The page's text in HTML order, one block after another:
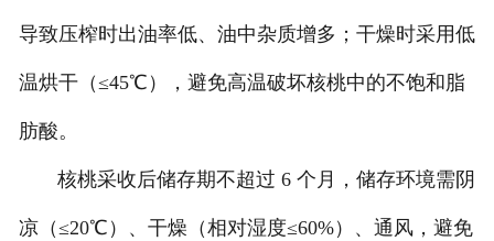
导致压榨时出油率低、油中杂质增多；干燥时采用低
温烘干（≤45℃），避免高温破坏核桃中的不饱和脂
肪酸。
核桃采收后储存期不超过 6 个月，储存环境需阴
凉（≤20℃）、干燥（相对湿度≤60%）、通风，避免